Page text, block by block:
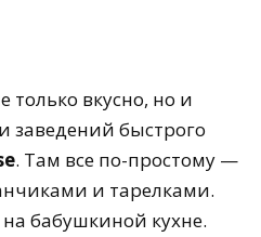
только вкусно, но и
заведений быстрого
. Там все по-простому —
и тарелками.
бабушкиной кухне.